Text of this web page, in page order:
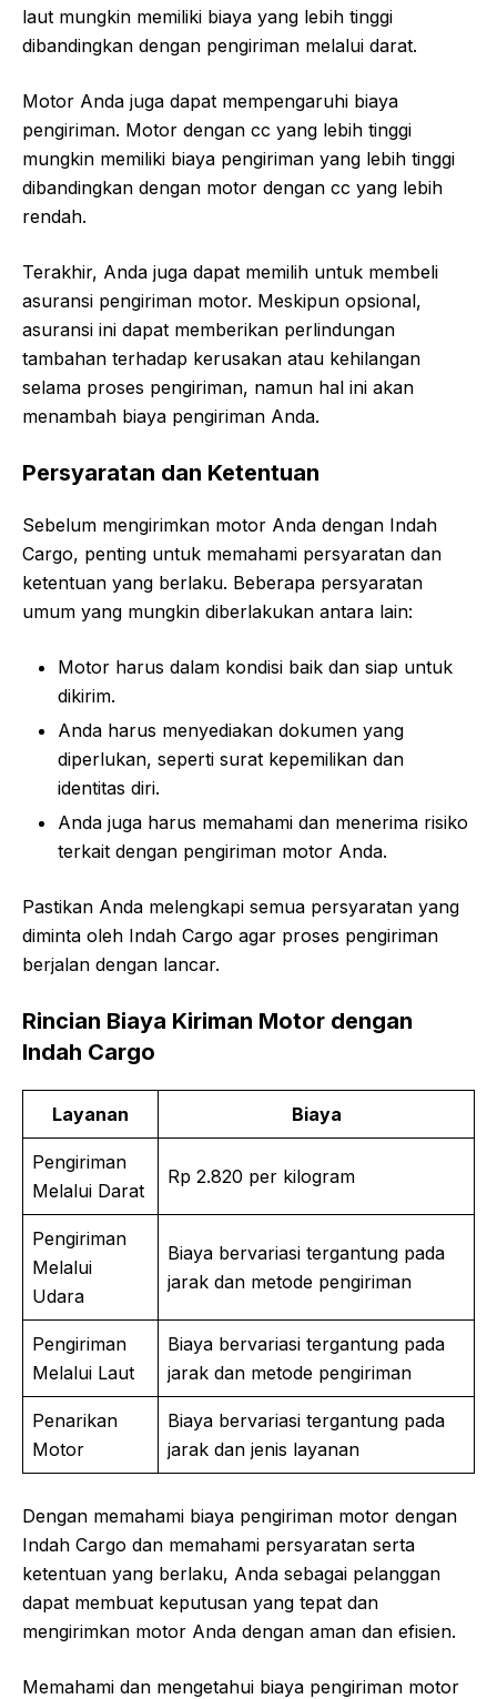
laut mungkin memiliki biaya yang lebih tinggi
dibandingkan dengan pengiriman melalui darat.
Motor Anda juga dapat mempengaruhi biaya
pengiriman. Motor dengan cc yang lebih tinggi
mungkin memiliki biaya pengiriman yang lebih tinggi
dibandingkan dengan motor dengan cc yang lebih
rendah.
Terakhir, Anda juga dapat memilih untuk membeli
asuransi pengiriman motor. Meskipun opsional,
asuransi ini dapat memberikan perlindungan
tambahan terhadap kerusakan atau kehilangan
selama proses pengiriman, namun hal ini akan
menambah biaya pengiriman Anda.
Persyaratan dan Ketentuan
Sebelum mengirimkan motor Anda dengan Indah
Cargo, penting untuk memahami persyaratan dan
ketentuan yang berlaku. Beberapa persyaratan
umum yang mungkin diberlakukan antara lain:
Motor harus dalam kondisi baik dan siap untuk
dikirim.
Anda harus menyediakan dokumen yang
diperlukan, seperti surat kepemilikan dan
identitas diri.
Anda juga harus memahami dan menerima risiko
terkait dengan pengiriman motor Anda.
Pastikan Anda melengkapi semua persyaratan yang
diminta oleh Indah Cargo agar proses pengiriman
berjalan dengan lancar.
Rincian Biaya Kiriman Motor dengan
Indah Cargo
Layanan Biaya
Pengiriman
Melalui Darat
Rp 2.820 per kilogram
Pengiriman
Melalui
Udara
Biaya bervariasi tergantung pada
jarak dan metode pengiriman
Pengiriman
Melalui Laut
Biaya bervariasi tergantung pada
jarak dan metode pengiriman
Penarikan
Motor
Biaya bervariasi tergantung pada
jarak dan jenis layanan
Dengan memahami biaya pengiriman motor dengan
Indah Cargo dan memahami persyaratan serta
ketentuan yang berlaku, Anda sebagai pelanggan
dapat membuat keputusan yang tepat dan
mengirimkan motor Anda dengan aman dan efisien.
Memahami dan mengetahui biaya pengiriman motor